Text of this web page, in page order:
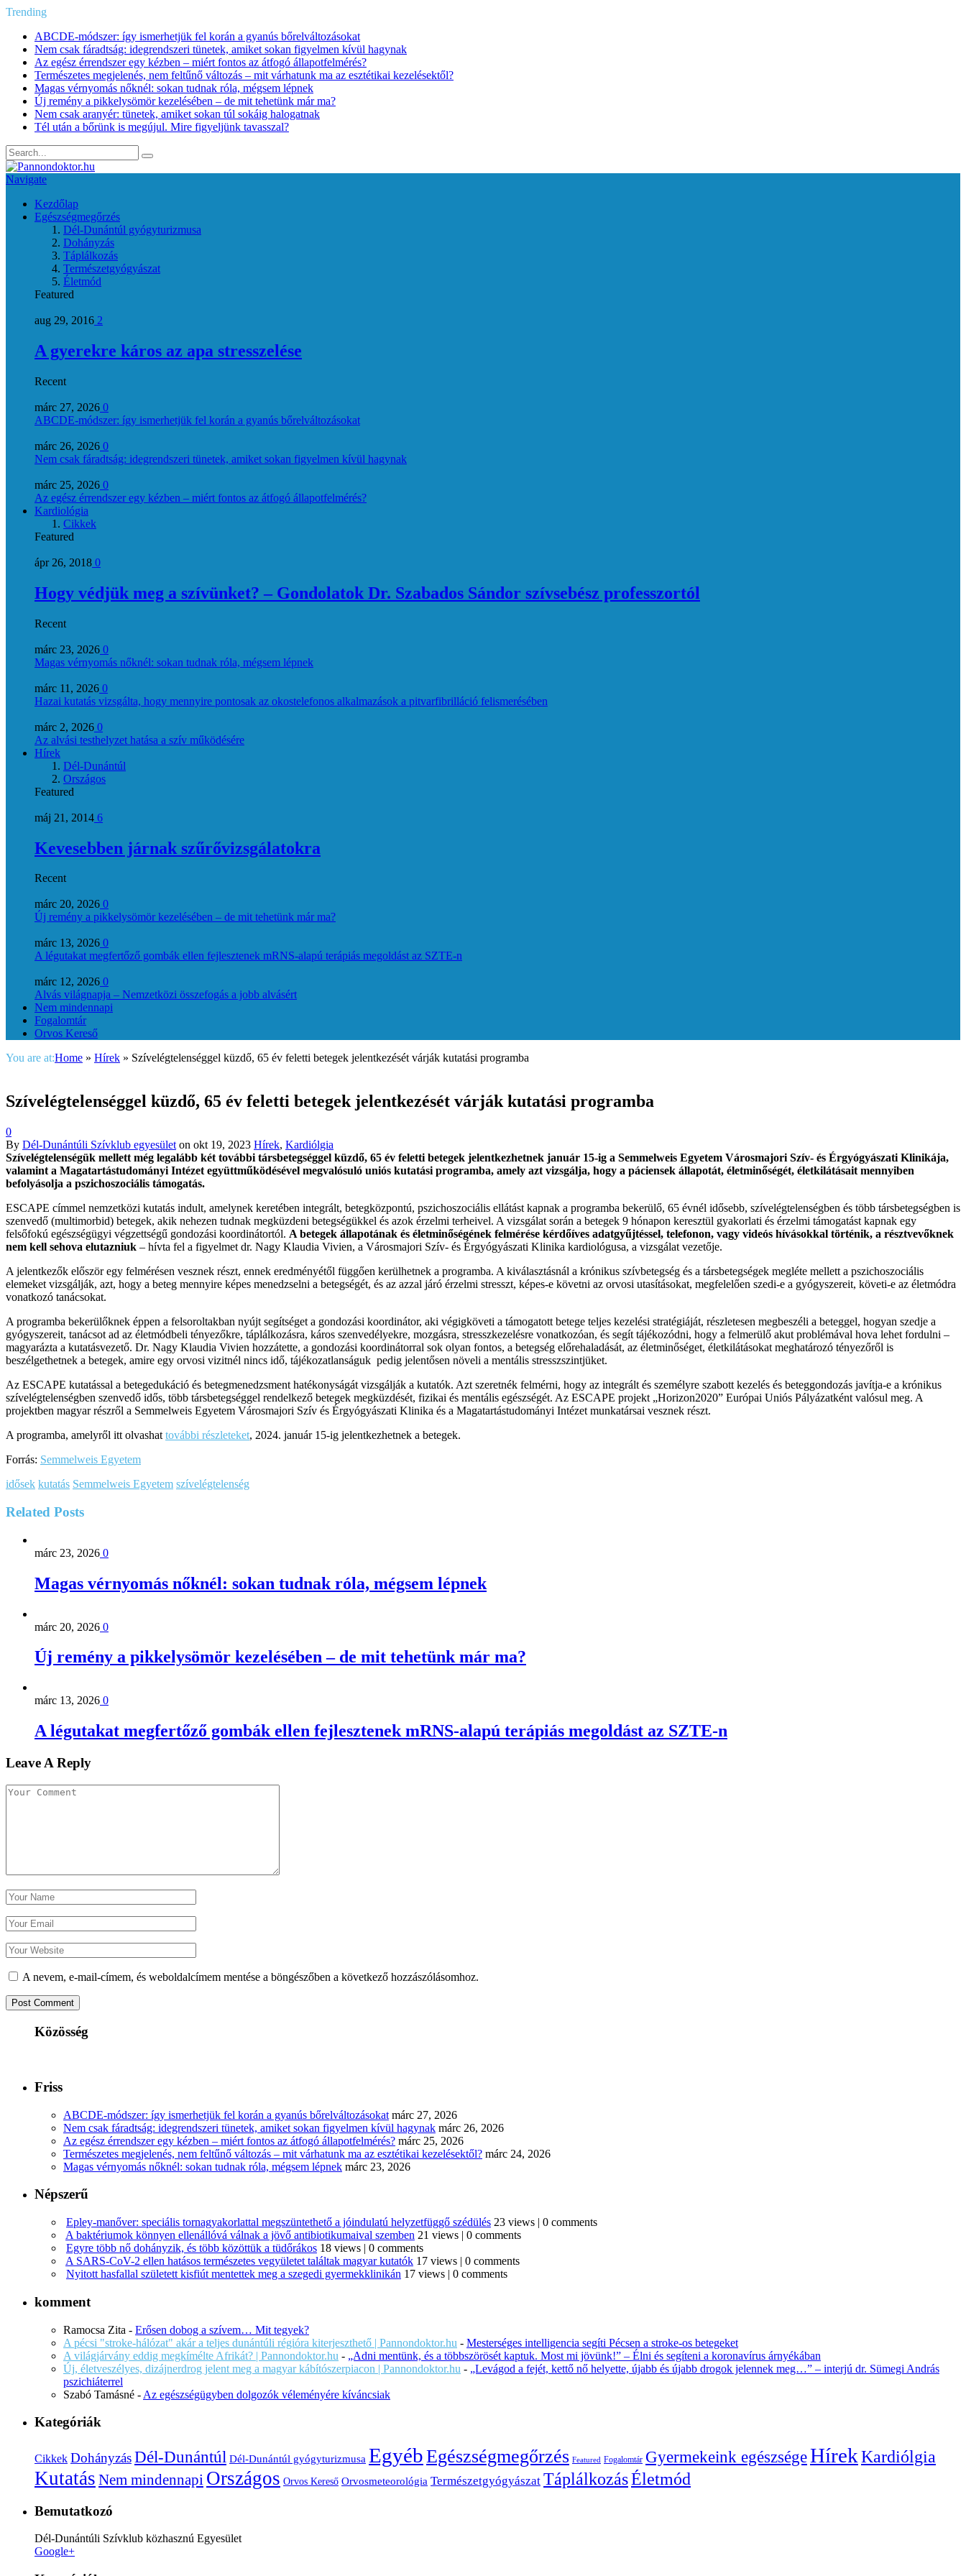
Trending
ABCDE‑módszer: így ismerhetjük fel korán a gyanús bőrelváltozásokat
Nem csak fáradtság: idegrendszeri tünetek, amiket sokan figyelmen kívül hagynak
Az egész érrendszer egy kézben – miért fontos az átfogó állapotfelmérés?
Természetes megjelenés, nem feltűnő változás – mit várhatunk ma az esztétikai kezelésektől?
Magas vérnyomás nőknél: sokan tudnak róla, mégsem lépnek
Új remény a pikkelysömör kezelésében – de mit tehetünk már ma?
Nem csak aranyér: tünetek, amiket sokan túl sokáig halogatnak
Tél után a bőrünk is megújul. Mire figyeljünk tavasszal?
Navigate
Kezdőlap
Egészségmegőrzés
Dél-Dunántúl gyógyturizmusa
Dohányzás
Táplálkozás
Természetgyógyászat
Életmód
Featured
aug 29, 2016 2
A gyerekre káros az apa stresszelése
Recent
márc 27, 2026 0
ABCDE‑módszer: így ismerhetjük fel korán a gyanús bőrelváltozásokat
márc 26, 2026 0
Nem csak fáradtság: idegrendszeri tünetek, amiket sokan figyelmen kívül hagynak
márc 25, 2026 0
Az egész érrendszer egy kézben – miért fontos az átfogó állapotfelmérés?
Kardiológia
Cikkek
Featured
ápr 26, 2018 0
Hogy védjük meg a szívünket? – Gondolatok Dr. Szabados Sándor szívsebész professzortól
Recent
márc 23, 2026 0
Magas vérnyomás nőknél: sokan tudnak róla, mégsem lépnek
márc 11, 2026 0
Hazai kutatás vizsgálta, hogy mennyire pontosak az okostelefonos alkalmazások a pitvarfibrilláció felismerésében
márc 2, 2026 0
Az alvási testhelyzet hatása a szív működésére
Hírek
Dél-Dunántúl
Országos
Featured
máj 21, 2014 6
Kevesebben járnak szűrővizsgálatokra
Recent
márc 20, 2026 0
Új remény a pikkelysömör kezelésében – de mit tehetünk már ma?
márc 13, 2026 0
A légutakat megfertőző gombák ellen fejlesztenek mRNS-alapú terápiás megoldást az SZTE-n
márc 12, 2026 0
Alvás világnapja – Nemzetközi összefogás a jobb alvásért
Nem mindennapi
Fogalomtár
Orvos Kereső
You are at:Home » Hírek » Szívelégtelenséggel küzdő, 65 év feletti betegek jelentkezését várják kutatási programba
Szívelégtelenséggel küzdő, 65 év feletti betegek jelentkezését várják kutatási programba
0
By Dél-Dunántúli Szívklub egyesület on okt 19, 2023 Hírek, Kardiólgia
Szívelégtelenségük mellett még legalább két további társbetegséggel küzdő, 65 év feletti betegek jelentkezhetnek január 15-ig a Semmelweis Egyetem Városmajori Szív- és Érgyógyászati Klinikája,
valamint a Magatartástudományi Intézet együttműködésével megvalósuló uniós kutatási programba, amely azt vizsgálja, hogy a páciensek állapotát, életminőségét, életkilátásait mennyiben
befolyásolja a pszichoszociális támogatás.
ESCAPE címmel nemzetközi kutatás indult, amelynek keretében integrált, betegközpontú, pszichoszociális ellátást kapnak a programba bekerülő, 65 évnél idősebb, szívelégtelenségben és több társbetegségben is
szenvedő (multimorbid) betegek, akik nehezen tudnak megküzdeni betegségükkel és azok érzelmi terheivel. A vizsgálat során a betegek 9 hónapon keresztül gyakorlati és érzelmi támogatást kapnak egy
felsőfokú egészségügyi végzettségű gondozási koordinátortól. A betegek állapotának és életminőségének felmérése kérdőíves adatgyűjtéssel, telefonon, vagy videós hívásokkal történik, a résztvevőknek
nem kell sehova elutazniuk – hívta fel a figyelmet dr. Nagy Klaudia Vivien, a Városmajori Szív- és Érgyógyászati Klinika kardiológusa, a vizsgálat vezetője.
A jelentkezők először egy felmérésen vesznek részt, ennek eredményétől függően kerülhetnek a programba. A kiválasztásnál a krónikus szívbetegség és a társbetegségek megléte mellett a pszichoszociális
elemeket vizsgálják, azt, hogy a beteg mennyire képes menedzselni a betegségét, és az azzal járó érzelmi stresszt, képes-e követni az orvosi utasításokat, megfelelően szedi-e a gyógyszereit, követi-e az életmódra
vonatkozó tanácsokat.
A programba bekerülőknek éppen a felsoroltakban nyújt segítséget a gondozási koordinátor, aki végigköveti a támogatott betege teljes kezelési stratégiáját, részletesen megbeszéli a beteggel, hogyan szedje a
gyógyszereit, tanácsot ad az életmódbeli tényezőkre, táplálkozásra, káros szenvedélyekre, mozgásra, stresszkezelésre vonatkozóan, és segít tájékozódni, hogy a felmerülő akut problémával hova lehet fordulni –
magyarázta a kutatásvezető. Dr. Nagy Klaudia Vivien hozzátette, a gondozási koordinátorral sok olyan fontos, a betegség előrehaladását, az életminőséget, életkilátásokat meghatározó tényezőről is
beszélgethetnek a betegek, amire egy orvosi vizitnél nincs idő, tájékozatlanságuk pedig jelentősen növeli a mentális stresszszintjüket.
Az ESCAPE kutatással a betegedukáció és betegmenedzsment hatékonyságát vizsgálják a kutatók. Azt szeretnék felmérni, hogy az integrált és személyre szabott kezelés és beteggondozás javítja-e a krónikus
szívelégtelenségben szenvedő idős, több társbetegséggel rendelkező betegek megküzdését, fizikai és mentális egészségét. Az ESCAPE projekt „Horizon2020” Európai Uniós Pályázatként valósul meg. A
projektben magyar részről a Semmelweis Egyetem Városmajori Szív és Érgyógyászati Klinika és a Magatartástudományi Intézet munkatársai vesznek részt.
A programba, amelyről itt olvashat további részleteket, 2024. január 15-ig jelentkezhetnek a betegek.
Forrás: Semmelweis Egyetem
idősek kutatás Semmelweis Egyetem szívelégtelenség
Related Posts
márc 23, 2026 0
Magas vérnyomás nőknél: sokan tudnak róla, mégsem lépnek
márc 20, 2026 0
Új remény a pikkelysömör kezelésében – de mit tehetünk már ma?
márc 13, 2026 0
A légutakat megfertőző gombák ellen fejlesztenek mRNS-alapú terápiás megoldást az SZTE-n
Leave A Reply
A nevem, e-mail-címem, és weboldalcímem mentése a böngészőben a következő hozzászólásomhoz.
Közösség
Friss
ABCDE‑módszer: így ismerhetjük fel korán a gyanús bőrelváltozásokat márc 27, 2026
Nem csak fáradtság: idegrendszeri tünetek, amiket sokan figyelmen kívül hagynak márc 26, 2026
Az egész érrendszer egy kézben – miért fontos az átfogó állapotfelmérés? márc 25, 2026
Természetes megjelenés, nem feltűnő változás – mit várhatunk ma az esztétikai kezelésektől? márc 24, 2026
Magas vérnyomás nőknél: sokan tudnak róla, mégsem lépnek márc 23, 2026
Népszerű
Epley-manőver: speciális tornagyakorlattal megszüntethető a jóindulatú helyzetfüggő szédülés 23 views | 0 comments
A baktériumok könnyen ellenállóvá válnak a jövő antibiotikumaival szemben 21 views | 0 comments
Egyre több nő dohányzik, és több közöttük a tüdőrákos 18 views | 0 comments
A SARS-CoV-2 ellen hatásos természetes vegyületet találtak magyar kutatók 17 views | 0 comments
Nyitott hasfallal született kisfiút mentettek meg a szegedi gyermekklinikán 17 views | 0 comments
komment
Ramocsa Zita - Erősen dobog a szívem… Mit tegyek?
A pécsi "stroke-hálózat" akár a teljes dunántúli régióra kiterjeszthető | Pannondoktor.hu - Mesterséges intelligencia segíti Pécsen a stroke-os betegeket
A világjárvány eddig megkímélte Afrikát? | Pannondoktor.hu - „Adni mentünk, és a többszörösét kaptuk. Most mi jövünk!” – Élni és segíteni a koronavírus árnyékában
Új, életveszélyes, dizájnerdrog jelent meg a magyar kábítószerpiacon | Pannondoktor.hu - „Levágod a fejét, kettő nő helyette, újabb és újabb drogok jelennek meg…” – interjú dr. Sümegi András
pszichiáterrel
Szabó Tamásné - Az egészségügyben dolgozók véleményére kíváncsiak
Kategóriák
Cikkek DohányzásDél-Dunántúl Dél-Dunántúl gyógyturizmusa EgyébEgészségmegőrzés Featured Fogalomtár Gyermekeink egészségeHírekKardiólgia
Kutatás Nem mindennapi Országos Orvos Kereső Orvosmeteorológia Természetgyógyászat TáplálkozásÉletmód
Bemutatkozó
Dél-Dunántúli Szívklub közhasznú Egyesület
Google+